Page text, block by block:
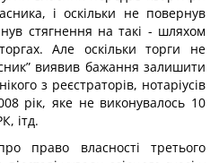
і оскільки не повернув
стягнення на такі - шляхом
Але оскільки торги не
виявив бажання залишити
з реєстраторів, нотаріусів
рік, яке не виконувалось 10
ітд.
право власності третього